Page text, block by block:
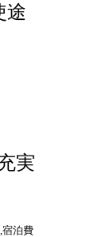
途
実
宿泊費